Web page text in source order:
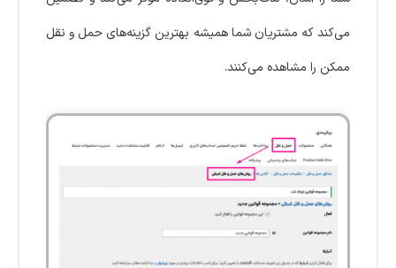
می‌کند که مشتریان شما همیشه بهترین گزینه‌های حمل و نقل
ممکن را مشاهده می‌کنند.